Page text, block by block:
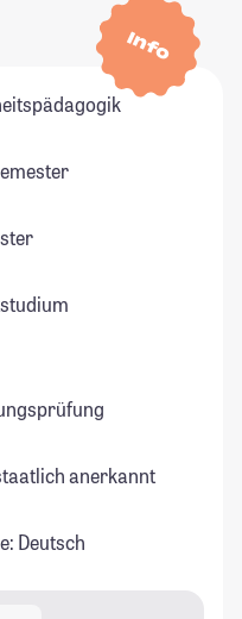
Info
anerkannt
Deutsch